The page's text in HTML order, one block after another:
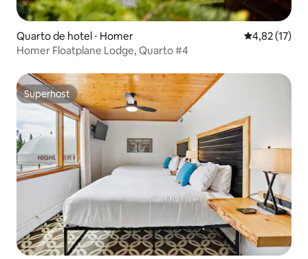
Quarto de hotel ⋅ Homer 4,82 de uma
4,82 (17)
Homer Floatplane Lodge, Quarto #4
Superhost
Superhost